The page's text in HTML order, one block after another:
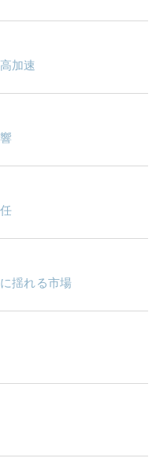
加速
揺れる市場